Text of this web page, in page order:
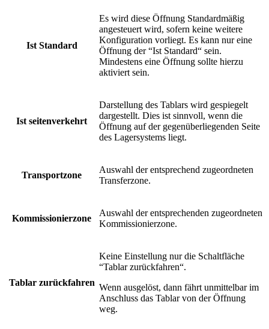
Ist Standard
Es wird diese Öffnung Standardmäßig
angesteuert wird, sofern keine weitere
Konfiguration vorliegt. Es kann nur eine
Öffnung der “Ist Standard“ sein.
Mindestens eine Öffnung sollte hierzu
aktiviert sein.
Ist seitenverkehrt
Darstellung des Tablars wird gespiegelt
dargestellt. Dies ist sinnvoll, wenn die
Öffnung auf der gegenüberliegenden Seite
des Lagersystems liegt.
Transportzone
Auswahl der entsprechend zugeordneten
Transferzone.
Kommissionierzone
Auswahl der entsprechenden zugeordneten
Kommissionierzone.
Tablar zurückfahren
Keine Einstellung nur die Schaltfläche
“Tablar zurückfahren“.
Wenn ausgelöst, dann fährt unmittelbar im
Anschluss das Tablar von der Öffnung
weg.